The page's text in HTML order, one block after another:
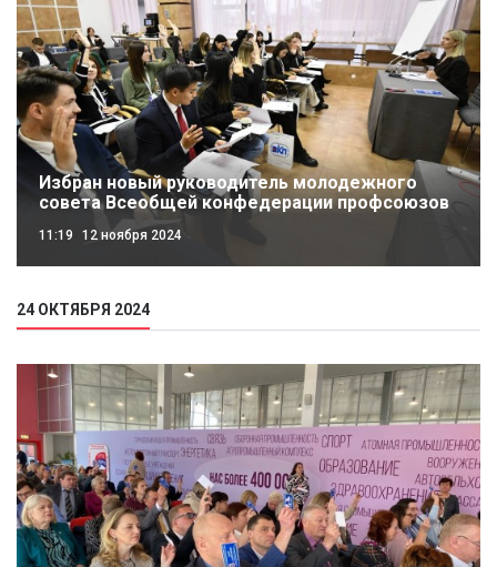
Избран новый руководитель молодежного
совета Всеобщей конфедерации профсоюзов
11:19 12 ноября 2024
24 ОКТЯБРЯ 2024